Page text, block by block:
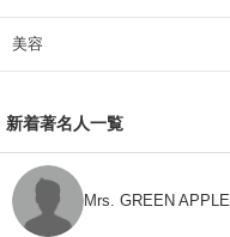
美容
新着著名人一覧
Mrs. GREEN APPLE